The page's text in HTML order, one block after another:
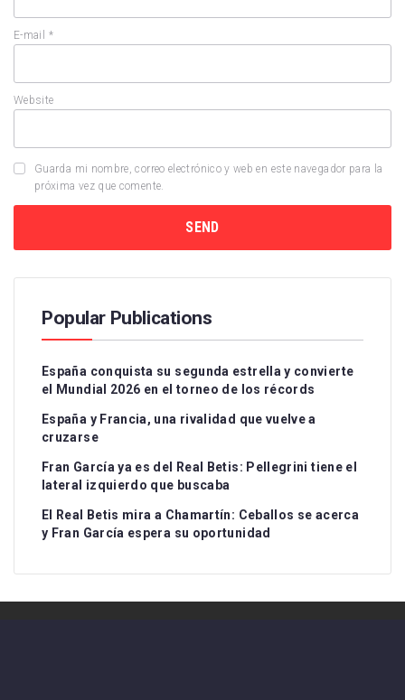
E-mail *
Website
Guarda mi nombre, correo electrónico y web en este navegador para la
próxima vez que comente.
Popular Publications
España conquista su segunda estrella y convierte
el Mundial 2026 en el torneo de los récords
España y Francia, una rivalidad que vuelve a
cruzarse
Fran García ya es del Real Betis: Pellegrini tiene el
lateral izquierdo que buscaba
El Real Betis mira a Chamartín: Ceballos se acerca
y Fran García espera su oportunidad